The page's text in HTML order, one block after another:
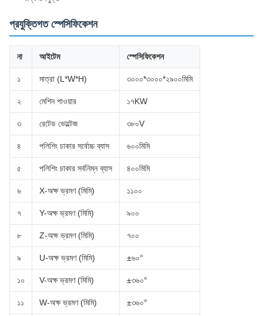
প্রযুক্তিগত স্পেসিফিকেশন
না আইটেম স্পেসিফিকেশন
১ মাত্রা (L*W*H) ৩০০০*৩০০০*২৯০০মিমি
২ মেশিন পাওয়ার ১৭KW
৩ রেটেড ভোল্টেজ ৩৮০V
৪ পলিশিং চাকার সর্বোচ্চ ব্যাস ৬০০মিমি
৫ পলিশিং চাকার সর্বনিম্ন ব্যাস ৪০০মিমি
৬ X-অক্ষ ভ্রমণ (মিমি) ১১০০
৭ Y-অক্ষ ভ্রমণ (মিমি) ৯০০
৮ Z-অক্ষ ভ্রমণ (মিমি) ৭০০
৯ U-অক্ষ ভ্রমণ (মিমি) ±৬০°
১০ V-অক্ষ ভ্রমণ (মিমি) ±৩৬০°
১১ W-অক্ষ ভ্রমণ (মিমি) ±৩৬০°